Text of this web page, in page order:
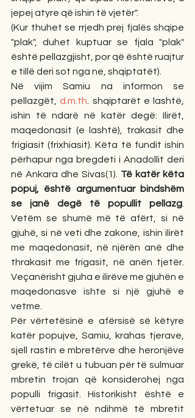
jepej atyre që ishin të vjetër".
(Kur thuhet se rrjedh prej fjalës shqipe
"plak", duhet kuptuar se fjala "plak"
është pellazgjisht, por që është ruajtur
e tillë deri sot nga ne, shqiptatët).
Në vijim Samiu na informon se
pellazgët, d.m.th . shqiptarët e lashtë,
ishin të ndarë në katër degë: Ilirët,
maqedonasit (e lashtë), trakasit dhe
frigiasit (frixhiasit). Këta të fundit ishin
përhapur nga bregdeti i Anadollit deri
në Ankara dhe Sivas(1). Të katër këta
popuj, është argumentuar bindshëm
se janë degë të popullit pellazg
Vetëm se shumë më të afërt, si në
gjuhë, si në veti dhe zakone, ishin ilirët
me maqedonasit, në njërën anë dhe
thrakasit me frigasit, në anën tjetër.
Veçanërisht gjuha e ilirëve me gjuhën e
maqedonasve ishte si një gjuhë e
vetme.
Për vërtetësinë e afërsisë së këtyre
katër popujve, Samiu, krahas tjerave,
sjell rastin e mbretërve dhe heronjëve
grekë, të cilët u tubuan për të sulmuar
mbretin trojan që konsiderohej nga
populli frigasit. Historikisht është e
vërtetuar se në ndihmë të mbretit